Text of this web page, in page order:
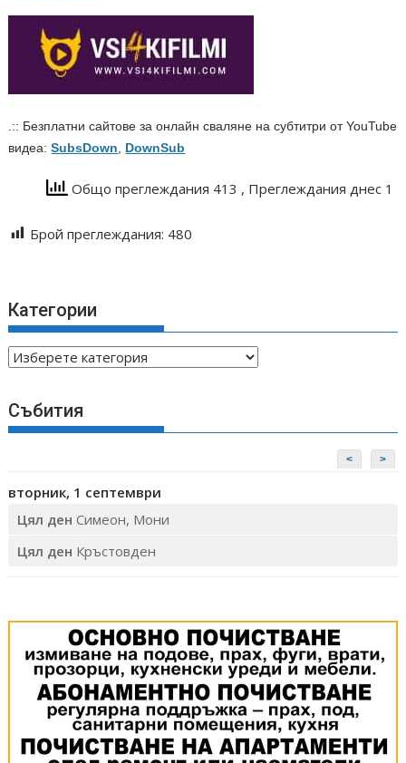
.:: Безплатни сайтове за онлайн сваляне на субтитри от YouTube
видеа:SubsDown DownSub
Общо преглеждания 413 , Преглеждания днес 1
Брой преглеждания: 480
Категории
Категории
Събития
< >
вторник, 1 септември
Цял денСимеон, Мони
Цял ден Кръстовден